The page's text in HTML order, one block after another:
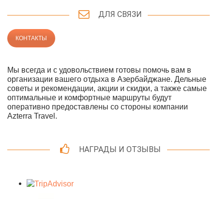
ДЛЯ СВЯЗИ
КОНТАКТЫ
Мы всегда и с удовольствием готовы помочь вам в
организации вашего отдыха в Азербайджане. Дельные
советы и рекомендации, акции и скидки, а также самые
оптимальные и комфортные маршруты будут
оперативно предоставлены со стороны компании
Azterra Travel.
НАГРАДЫ И ОТЗЫВЫ